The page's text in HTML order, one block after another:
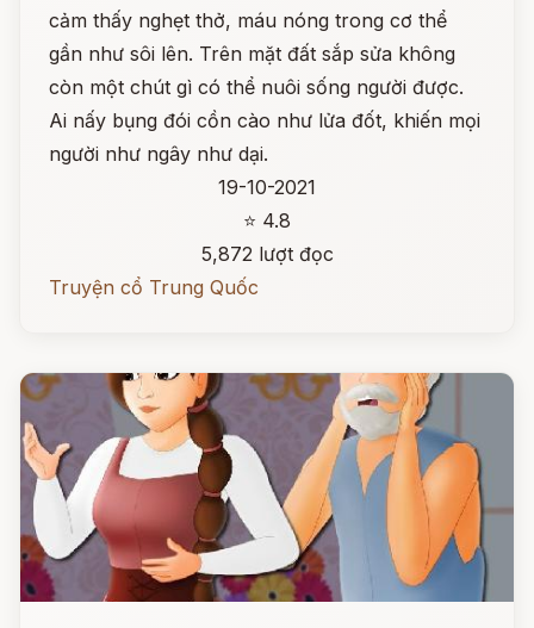
cảm thấy nghẹt thở, máu nóng trong cơ thể
gần như sôi lên. Trên mặt đất sắp sửa không
còn một chút gì có thể nuôi sống người được.
Ai nấy bụng đói cồn cào như lửa đốt, khiến mọi
người như ngây như dại.
19-10-2021
⭐ 4.8
5,872 lượt đọc
Truyện cổ Trung Quốc